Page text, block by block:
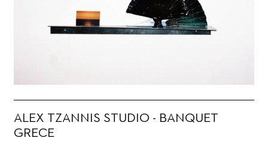
ALEX TZANNIS STUDIO - BANQUET
GRECE